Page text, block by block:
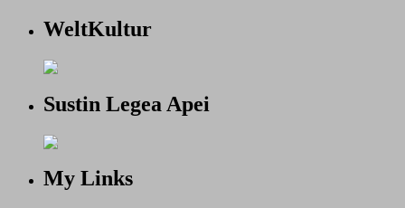
WeltKultur
Sustin Legea Apei
My Links